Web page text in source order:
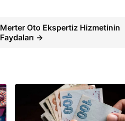
Merter Oto Ekspertiz Hizmetinin
Faydaları →